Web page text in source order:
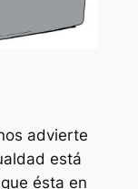
advierte
está
ésta en